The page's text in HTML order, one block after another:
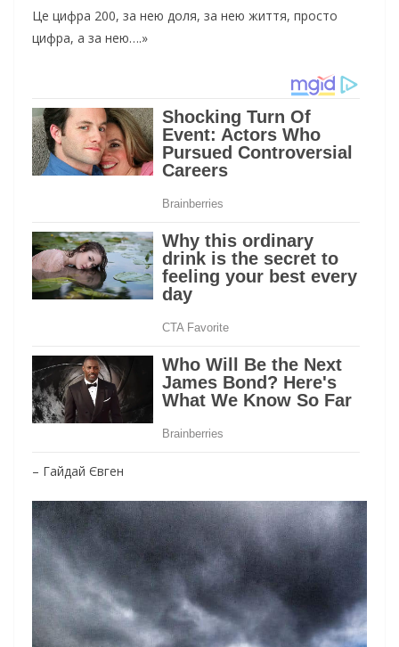
Це цифра 200, за нею доля, за нею життя, просто
цифра, а за нею….»
– Гайдай Євген